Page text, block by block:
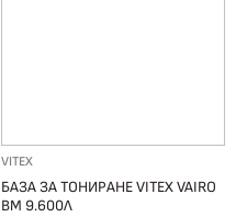
VITEX
БАЗА ЗА ТОНИРАНЕ VITEX VAIRO
BM 9.600Л